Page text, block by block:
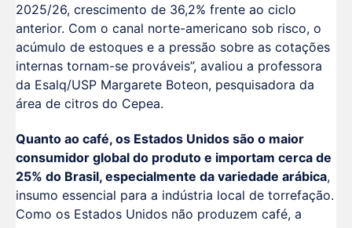
2025/26, crescimento de 36,2% frente ao ciclo
anterior. Com o canal norte-americano sob risco, o
acúmulo de estoques e a pressão sobre as cotações
internas tornam-se prováveis”, avaliou a professora
da Esalq/USP Margarete Boteon, pesquisadora da
área de citros do Cepea.
Quanto ao café, os Estados Unidos são o maior
consumidor global do produto e importam cerca de
25% do Brasil, especialmente da variedade arábica,
insumo essencial para a indústria local de torrefação.
Como os Estados Unidos não produzem café, a